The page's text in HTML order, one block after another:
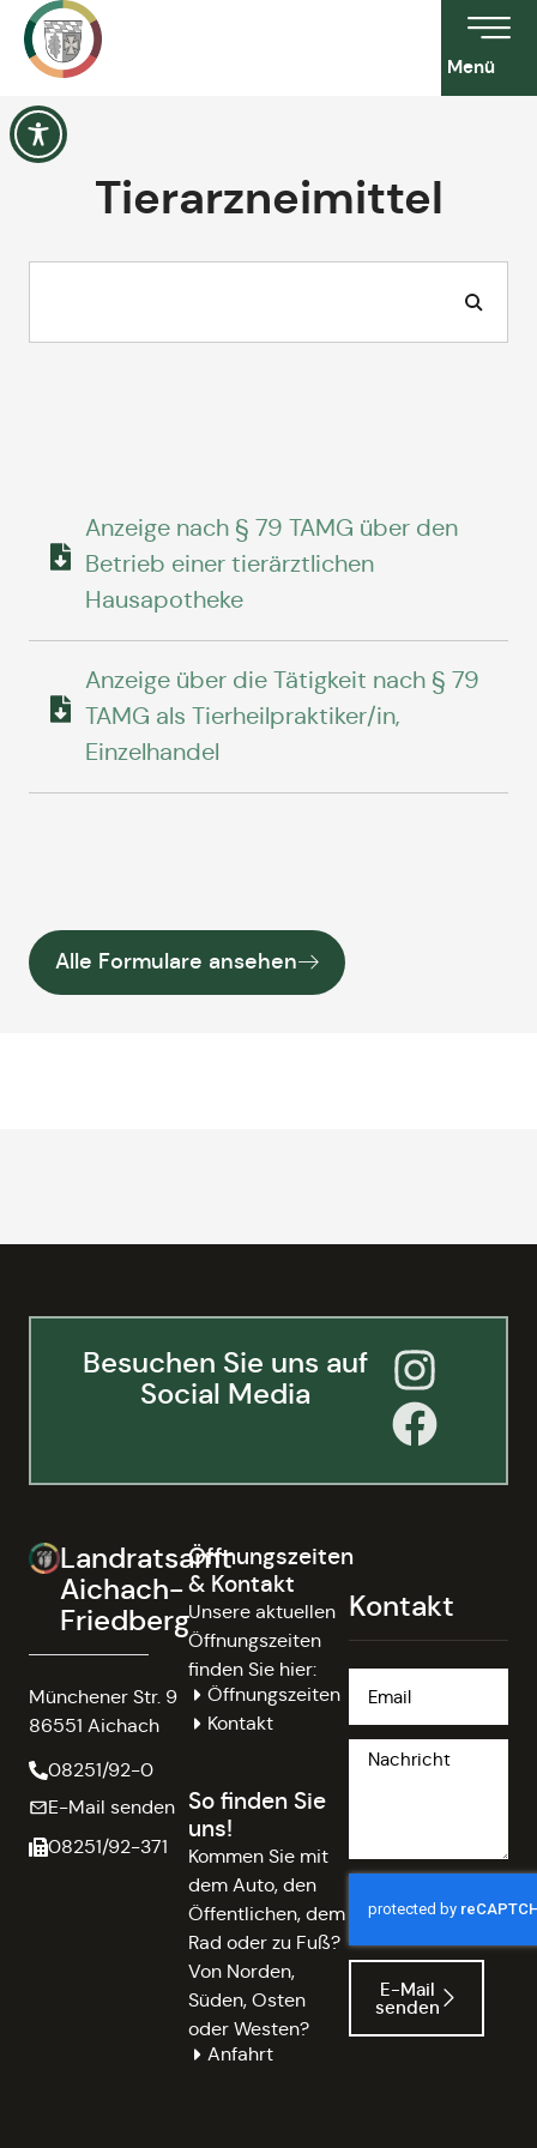
Menü
Tierarzneimittel
Anzeige nach § 79 TAMG über den
Betrieb einer tierärztlichen
Hausapotheke
Anzeige über die Tätigkeit nach § 79
TAMG als Tierheilpraktiker/in,
Einzelhandel
Alle Formulare ansehen
Besuchen Sie uns auf
Social Media
Landratsamt
Aichach-
Friedberg
Münchener Str. 9
86551 Aichach
08251/92-0
E-Mail senden
08251/92-371
Öffnungszeiten
& Kontakt
Unsere aktuellen
Öffnungszeiten
finden Sie hier:
Öffnungszeiten
Kontakt
So finden Sie
uns!
Kommen Sie mit
dem Auto, den
Öffentlichen, dem
Rad oder zu Fuß?
Von Norden,
Süden, Osten
oder Westen?
Anfahrt
Kontakt
E-Mail
senden